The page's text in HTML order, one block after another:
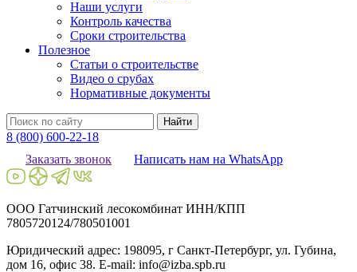
Наши услуги
Контроль качества
Сроки строительства
Полезное
Статьи о строительстве
Видео о срубах
Нормативные документы
Найти
8 (800) 600-22-18
Заказать звонок
Написать нам на WhatsApp
ООО Гатчинский лесокомбинат ИНН/КПП
7805720124/780501001
Юридический адрес: 198095, г Санкт-Петербург, ул. Губина,
дом 16, офис 38. E-mail: info@izba.spb.ru